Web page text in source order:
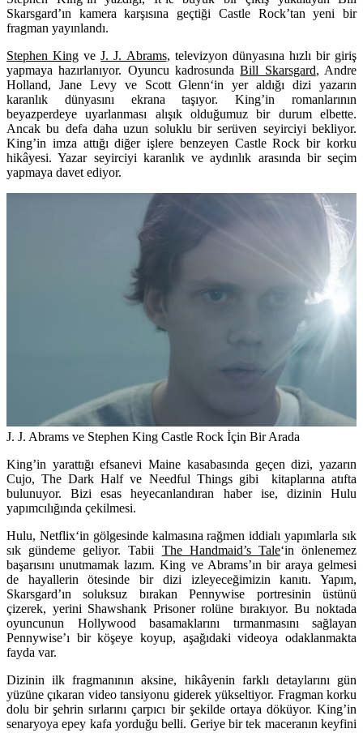
Skarsgard’ın kamera karşısına geçtiği Castle Rock’tan yeni bir
fragman yayınlandı.
Stephen King veJ. J. Abrams, televizyon dünyasına hızlı bir giriş
yapmaya hazırlanıyor. Oyuncu kadrosundaBill Skarsgard, Andre
Holland, Jane LevyveScott Glenn‘in yer aldığı dizi yazarın
karanlık dünyasını ekrana taşıyor. King’in romanlarının
beyazperdeye uyarlanması alışık olduğumuz bir durum elbette.
Ancak bu defa daha uzun soluklu bir serüven seyirciyi bekliyor.
King’in imza attığı diğer işlere benzeyen Castle Rock bir korku
hikâyesi. Yazar seyirciyi karanlık ve aydınlık arasında bir seçim
yapmaya davet ediyor.
J. J. Abrams ve Stephen King Castle Rock İçin Bir Arada
King’in yarattığı efsanevi Maine kasabasında geçen dizi, yazarın
Cujo,The Dark Halfve Needful Thingsgibi kitaplarına atıfta
bulunuyor. Bizi esas heyecanlandıran haber ise, dizinin Hulu
yapımcılığında çekilmesi.
Hulu, Netflix‘in gölgesinde kalmasına rağmen iddialı yapımlarla sık
sık gündeme geliyor. Tabii The Handmaid’s Tale‘in önlenemez
başarısını unutmamak lazım. King ve Abrams’ın bir araya gelmesi
de hayallerin ötesinde bir dizi izleyeceğimizin kanıtı. Yapım,
Skarsgard’ın soluksuz bırakan Pennywise portresinin üstünü
çizerek, yerini Shawshank Prisoner rolüne bırakıyor. Bu noktada
oyuncunun Hollywood basamaklarını tırmanmasını sağlayan
Pennywise’ı bir köşeye koyup, aşağıdaki videoya odaklanmakta
fayda var.
Dizinin ilk fragmanının aksine, hikâyenin farklı detaylarını gün
yüzüne çıkaran video tansiyonu giderek yükseltiyor. Fragman korku
dolu bir şehrin sırlarını çarpıcı bir şekilde ortaya döküyor. King’in
senaryoya epey kafa yorduğu belli. Geriye bir tek maceranın keyfini